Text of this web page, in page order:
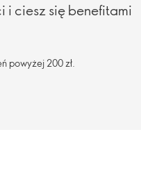
i ciesz się benefitami
powyżej 200 zł.